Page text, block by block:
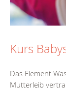
Kurs
Das Element
Mutterleib